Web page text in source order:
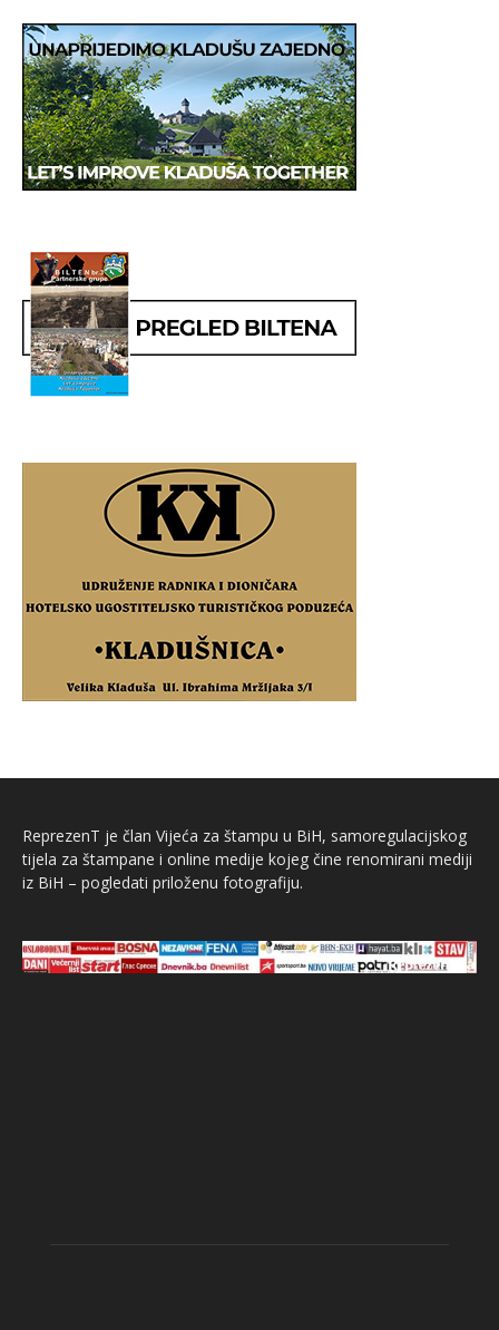
ReprezenT je član Vijeća za štampu u BiH, samoregulacijskog
tijela za štampane i online medije kojeg čine renomirani mediji
iz BiH – pogledati priloženu fotografiju.